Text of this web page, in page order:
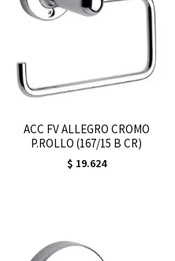
ACC FV ALLEGRO CROMO
P.ROLLO (167/15 B CR)
$ 19.624